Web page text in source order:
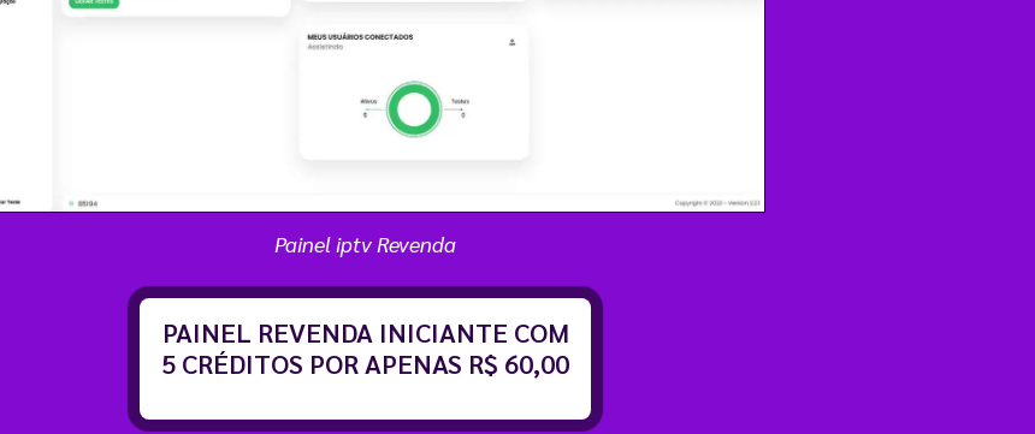
Painel iptv Revenda
PAINEL REVENDA INICIANTE COM
5 CRÉDITOS POR APENAS R$ 60,00